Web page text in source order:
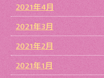
2021年4月
2021年3月
2021年2月
2021年1月